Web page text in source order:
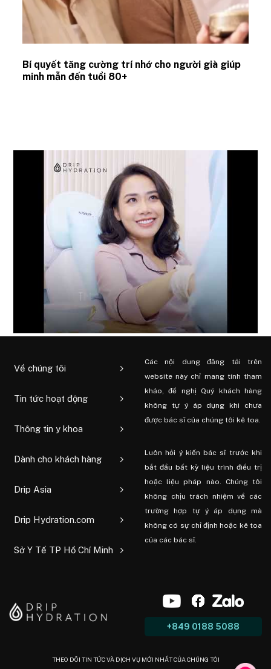
Bí quyết tăng cường trí nhớ cho người già giúp
minh mẫn đến tuổi 80+
Về chúng tôi
Tin tức hoạt động
Thông tin y khoa
Dành cho khách hàng
Drip Asia
Drip Hydration.com
Sở Y Tế TP Hồ Chí Minh
Các nội dung đăng tải trên
website này chỉ mang tính tham
khảo, đề nghị Quý khách hàng
không tự ý áp dụng khi chưa
được bác sĩ của chúng tôi kê toa.
Luôn hỏi ý kiến ​​bác sĩ trước khi
bắt đầu bất kỳ liệu trình điều trị
hoặc liệu pháp nào. Chúng tôi
không chịu trách nhiệm về các
trường hợp tự ý áp dụng mà
không có sự chỉ định hoặc kê toa
của các bác sĩ.
+849 0188 5088
THEO DÕI TIN TỨC VÀ DỊCH VỤ MỚI NHẤT CỦA CHÚNG TÔI